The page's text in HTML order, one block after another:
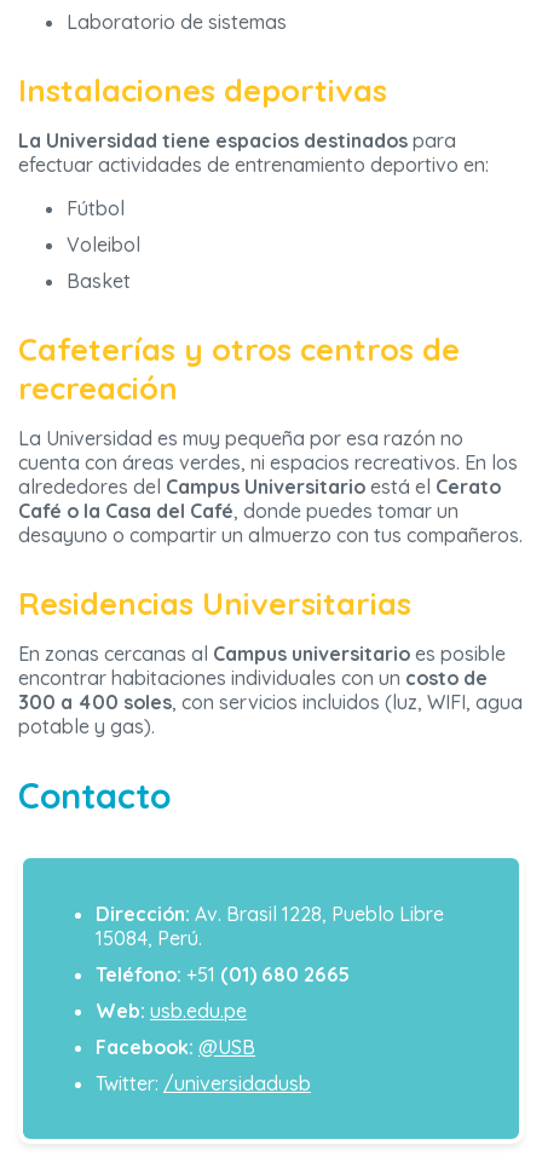
Laboratorio de sistemas
Instalaciones deportivas
La Universidad tiene espacios destinados para
efectuar actividades de entrenamiento deportivo en:
Fútbol
Voleibol
Basket
Cafeterías y otros centros de
recreación
La Universidad es muy pequeña por esa razón no
cuenta con áreas verdes, ni espacios recreativos. En los
alrededores del Campus Universitario está el Cerato
Café o la Casa del Café, donde puedes tomar un
desayuno o compartir un almuerzo con tus compañeros.
Residencias Universitarias
En zonas cercanas al Campus universitario es posible
encontrar habitaciones individuales con un costo de
300 a 400 soles, con servicios incluidos (luz, WIFI, agua
potable y gas).
Contacto
Dirección: Av. Brasil 1228, Pueblo Libre
15084, Perú.
Teléfono: +51 (01) 680 2665
Web: usb.edu.pe
Facebook: @USB
Twitter: /universidadusb